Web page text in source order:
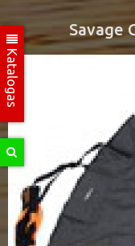
Katalogas
Savage